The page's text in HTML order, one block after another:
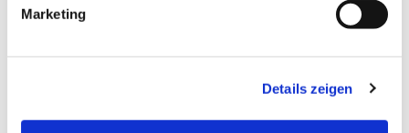
Marketing
Details zeigen